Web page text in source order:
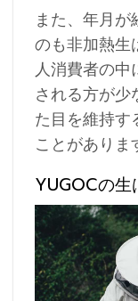
また、年月
のも非加熱生
人消費者の中
される方が
た目を維持す
ことがありま
YUGOCの生